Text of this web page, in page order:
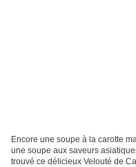
Encore une soupe à la carotte
une soupe aux saveurs
trouvé ce délicieux Velouté de